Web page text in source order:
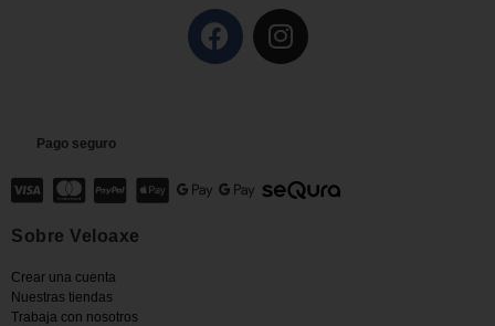
Pago seguro
Sobre Veloaxe
Crear una cuenta
Nuestras tiendas
Trabaja con nosotros